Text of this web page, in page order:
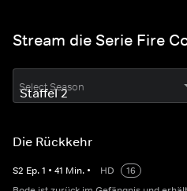
Stream die Serie Fire
Select Season
Die Rückkehr
S2 Ep.1 • 41 Min. • HD
16